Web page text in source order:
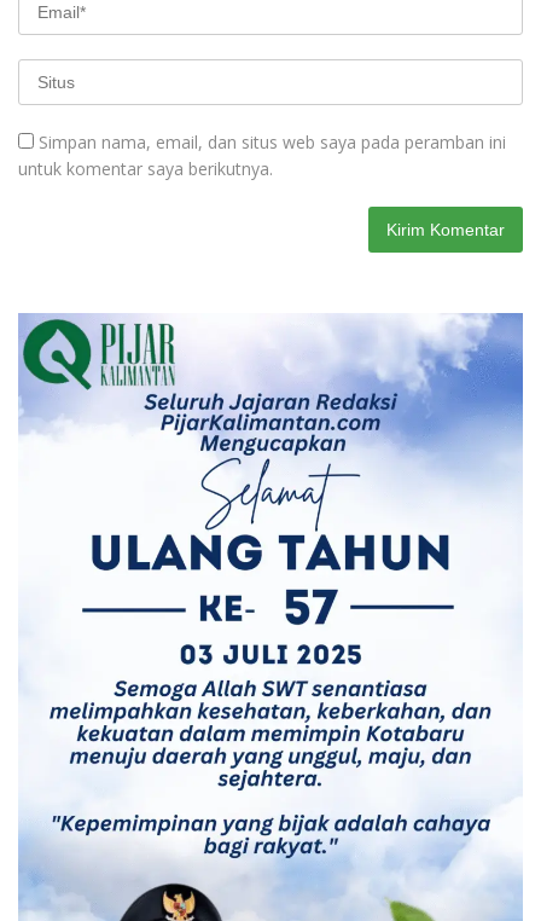
Simpan nama, email, dan situs web saya pada peramban ini
untuk komentar saya berikutnya.